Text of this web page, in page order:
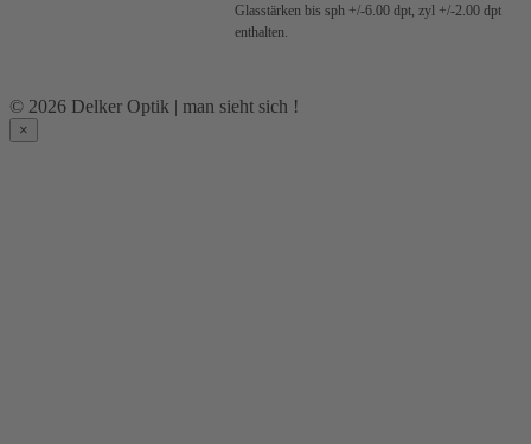
Glasstärken bis sph +/-6.00 dpt, zyl +/-2.00 dpt
enthalten.
© 2026 Delker Optik | man sieht sich !
×